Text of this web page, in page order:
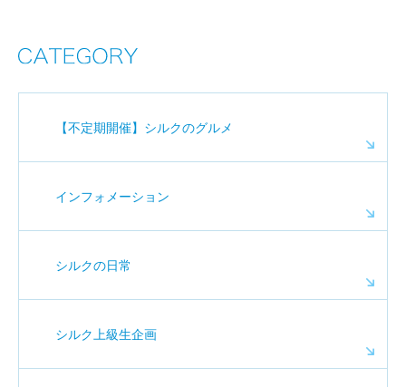
【不定期開催】シルクのグルメ
インフォメーション
シルクの日常
シルク上級生企画